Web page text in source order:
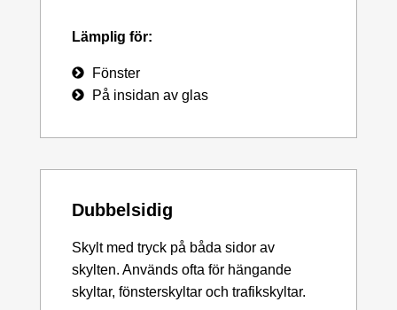
Lämplig för:
Fönster
På insidan av glas
Dubbelsidig
Skylt med tryck på båda sidor av
skylten. Används ofta för hängande
skyltar, fönsterskyltar och trafikskyltar.